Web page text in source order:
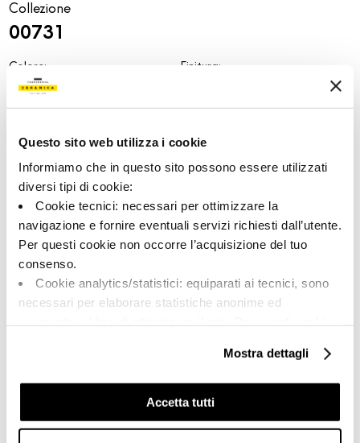
Questo sito web utilizza i cookie
Informiamo che in questo sito possono essere utilizzati
diversi tipi di cookie:
Cookie tecnici: necessari per ottimizzare la
navigazione e fornire eventuali servizi richiesti dall’utente.
Per questi cookie non occorre l’acquisizione del tuo
consenso.
Cookie analytics/statistici: equiparati ai tecnici, sono
necessari per elaborare statistiche anonime ed
Cookie di profilazione/marketing: sono utilizzati, solo
previo tuo consenso, per esaminare le tue abitudini di
navigazione e mostrarti quindi avvisi pubblicitari mirati, in
linea con le tue preferenze.
Mostra dettagli
Accetta tutti
Collezione
00731
Colore:
Camargue
Tipologia:
Formato:
20.0x60.0
Finitura:
Aspetto superficiale:
Stonalizzazione:
V2
PZ
Share: